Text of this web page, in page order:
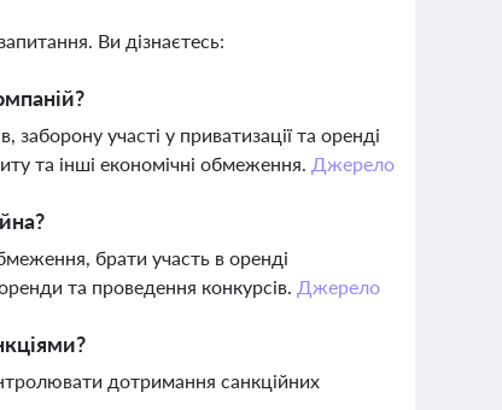
Ви дізнаєтесь:
участі у приватизації та оренді
та інші економічні обмеження. Джерело
брати участь в оренді
та проведення конкурсів. Джерело
дотримання санкційних